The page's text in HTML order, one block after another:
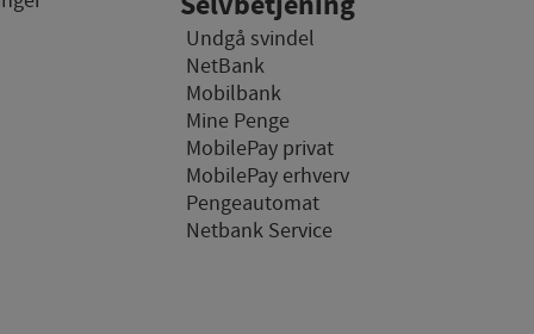
Undgå svindel
NetBank
Mobilbank
Mine Penge
MobilePay privat
MobilePay erhverv
Pengeautomat
Netbank Service